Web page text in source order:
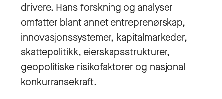
drivere. Hans forskning og analyser
omfatter blant annet entreprenørskap,
innovasjonssystemer, kapitalmarkeder,
skattepolitikk, eierskapsstrukturer,
geopolitiske risikofaktorer og nasjonal
konkurransekraft.